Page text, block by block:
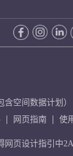
空间数据计划）
网页指南 使
网页设计指引中